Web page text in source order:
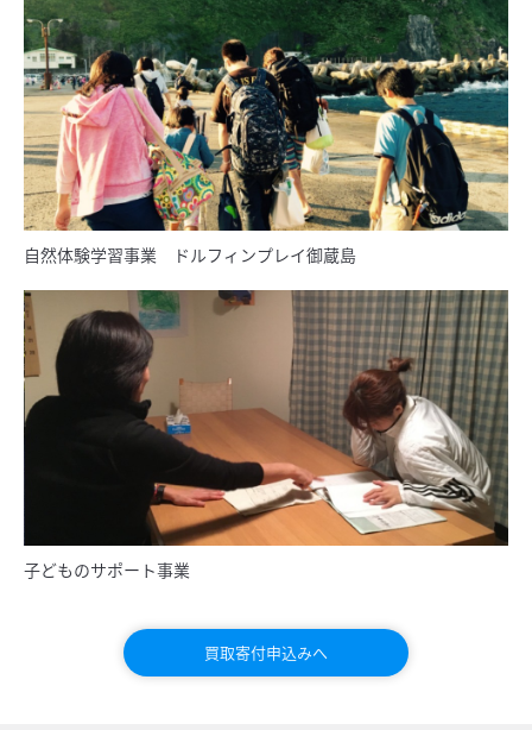
自然体験学習事業 ドルフィンプレイ御蔵島
子どものサポート事業
買取寄付申込みへ